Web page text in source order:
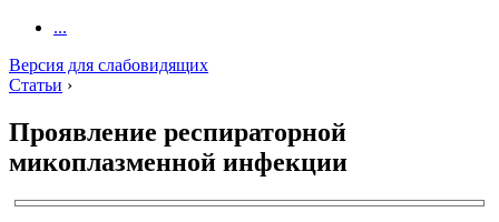
...
Версия для слабовидящих
Статьи ›
Проявление респираторной
микоплазменной инфекции